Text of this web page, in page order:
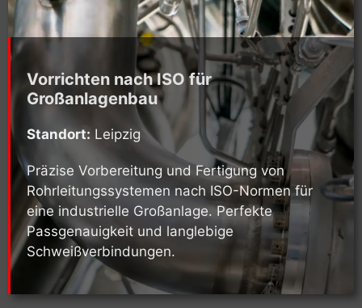
Vorrichten nach ISO für
Großanlagenbau
Standort: Leipzig
Präzise Vorbereitung und Fertigung von
Rohrleitungssystemen nach ISO-Normen für
eine industrielle Großanlage. Perfekte
Passgenauigkeit und langlebige
Schweißverbindungen.